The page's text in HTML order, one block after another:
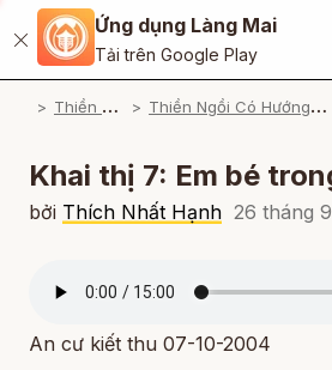
Đóng
Ứng dụng Làng Mai
Tải trên Google PlayEnglish /
Français /
Español /
Deutsch /
ภาษาไทย /
Ứng dụng Làng Mai
T
hiền Tập T
hiền Ngồi Có Hướng Dẫn
Khai thị 7: Em bé
bởi Thích Nhất Hạnh 26 tháng
An cư kiết thu 07-10-2004